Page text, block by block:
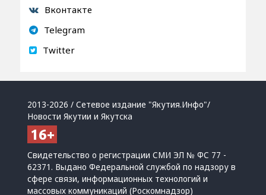
Вконтакте
Telegram
Twitter
2013-2026 / Сетевое издание "Якутия.Инфо"/
Новости Якутии и Якутска
Свидетельство о регистрации СМИ ЭЛ № ФС 77 -
62371. Выдано Федеральной службой по надзору в
сфере связи, информационных технологий и
массовых коммуникаций (Роскомнадзор)